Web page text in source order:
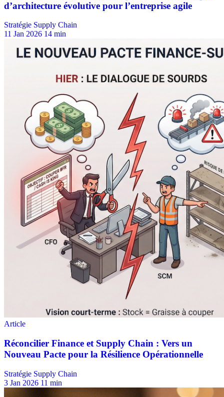
Stratégie Supply Chain
11 Jan 2026 14 min
Stratégie Supply Chain
3 Jan 2026 11 min